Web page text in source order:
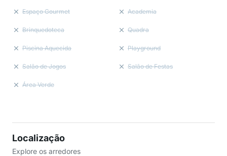
Espaço Gourmet Academia
Brinquedoteca Quadra
Piscina Aquecida Playground
Salão de Jogos Salão de Festas
Área Verde
Localização
Explore os arredores